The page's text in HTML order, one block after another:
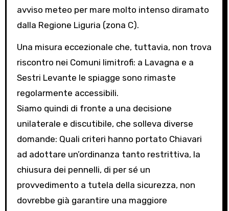
avviso meteo per mare molto intenso diramato
dalla Regione Liguria (zona C).
Una misura eccezionale che, tuttavia, non trova
riscontro nei Comuni limitrofi: a Lavagna e a
Sestri Levante le spiagge sono rimaste
regolarmente accessibili.
Siamo quindi di fronte a una decisione
unilaterale e discutibile, che solleva diverse
domande: Quali criteri hanno portato Chiavari
ad adottare un’ordinanza tanto restrittiva, la
chiusura dei pennelli, di per sé un
provvedimento a tutela della sicurezza, non
dovrebbe già garantire una maggiore